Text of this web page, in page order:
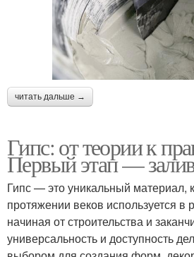
читать дальше →
Гипс: от теории к
Первый этап —
Гипс — это уникальный материал,
протяжении веков используется в
начиная от строительства и
универсальность и доступность